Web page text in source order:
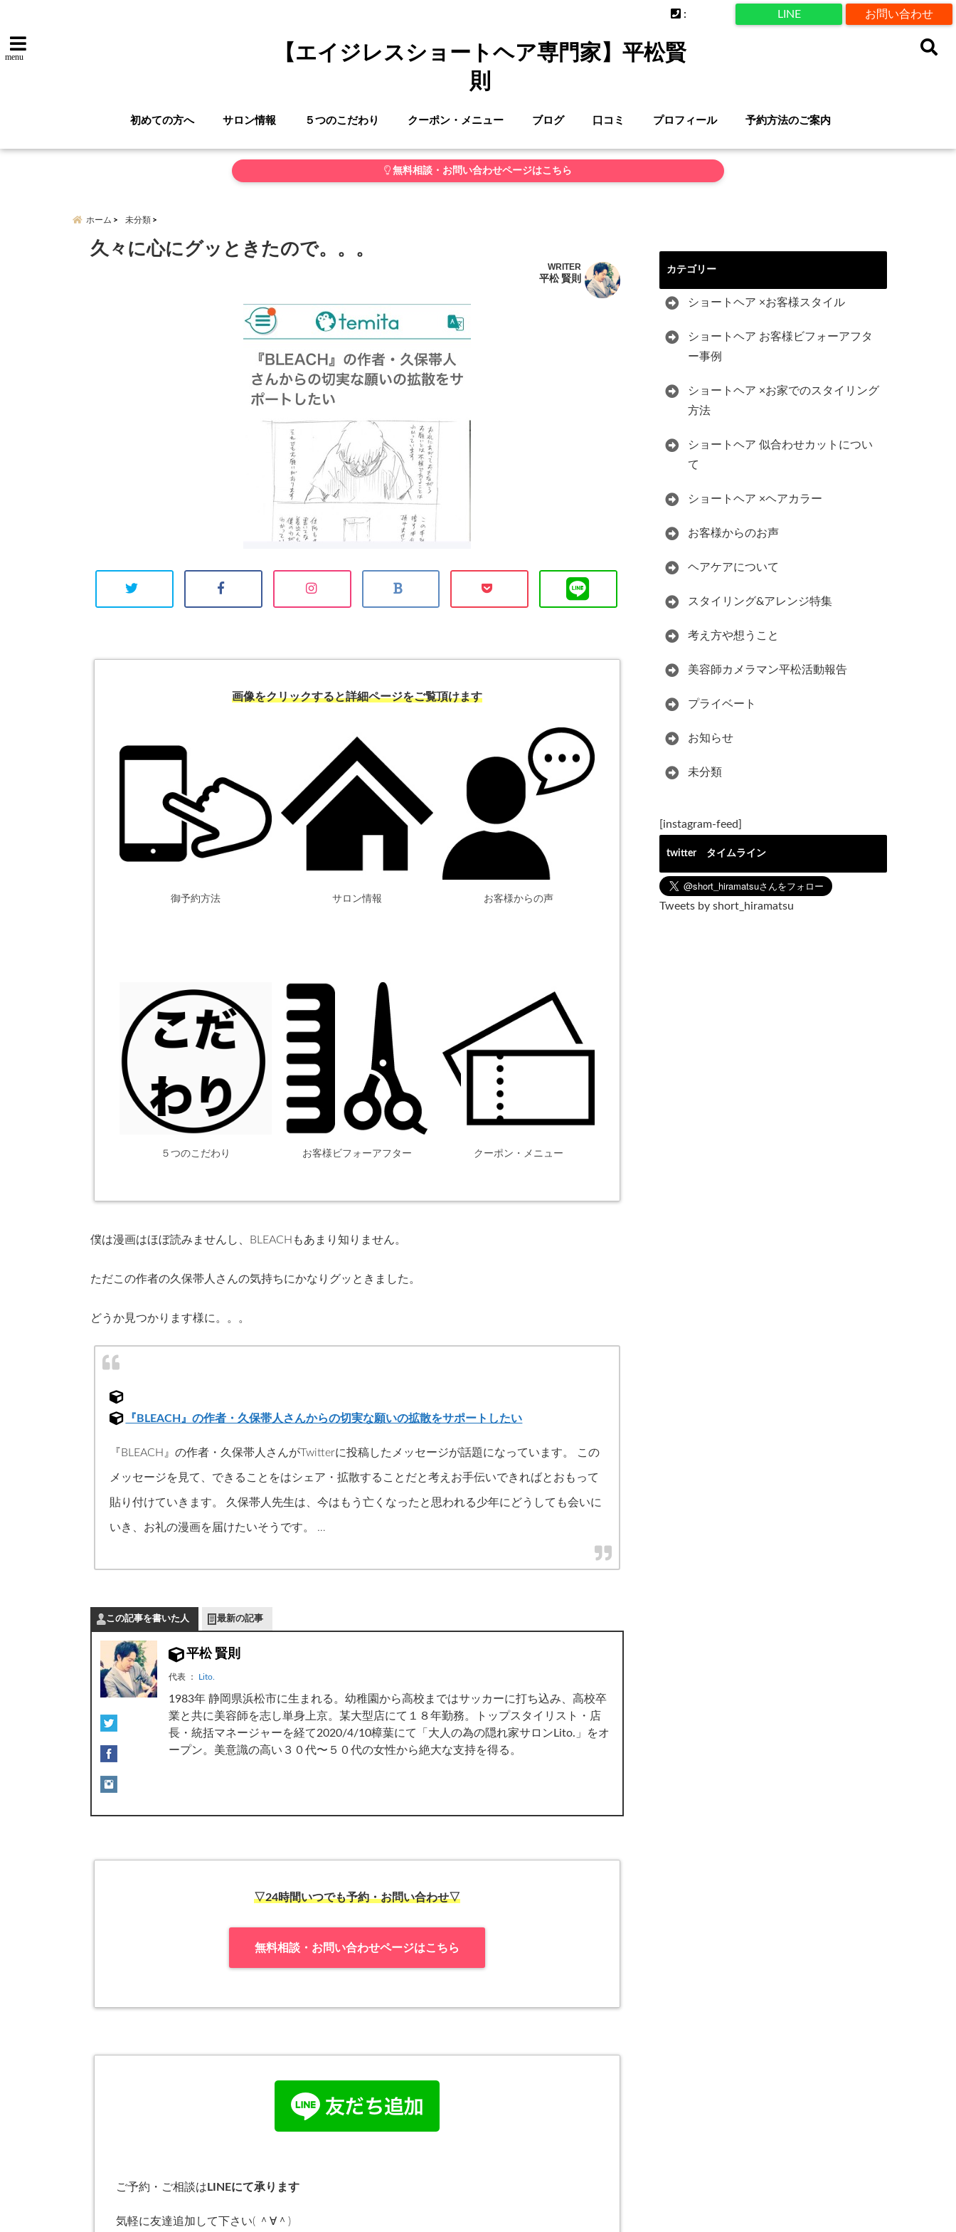
お問い合わせ
LINE
:
menu
【エイジレスショートヘア専門家】平松賢
則
初めての方へ サロン情報 ５つのこだわり クーポン・メニュー ブログ 口コミ プロフィール 予約方法のご案内
無料相談・お問い合わせページはこちら
ホーム 未分類
久々に心にグッときたので。。。
WRITER
平松 賢則
画像をクリックすると詳細ページをご覧頂けます
御予約方法 サロン情報 お客様からの声
５つのこだわり お客様ビフォーアフター クーポン・メニュー
僕は漫画はほぼ読みませんし、BLEACHもあまり知りません。
ただこの作者の久保帯人さんの気持ちにかなりグッときました。
どうか見つかります様に。。。
『BLEACH』の作者・久保帯人さんからの切実な願いの拡散をサポートしたい
『BLEACH』の作者・久保帯人さんがTwitterに投稿したメッセージが話題になっています。 この
メッセージを見て、できることをはシェア・拡散することだと考えお手伝いできればとおもって
貼り付けていきます。 久保帯人先生は、今はもう亡くなったと思われる少年にどうしても会いに
いき、お礼の漫画を届けたいそうです。 …
この記事を書いた人 最新の記事
平松 賢則
代表 ： Lito.
1983年 静岡県浜松市に生まれる。幼稚園から高校まではサッカーに打ち込み、高校卒
業と共に美容師を志し単身上京。某大型店にて１８年勤務。トップスタイリスト・店
長・統括マネージャーを経て2020/4/10樟葉にて「大人の為の隠れ家サロンLito.」をオ
ープン。美意識の高い３０代〜５０代の女性から絶大な支持を得る。
▽24時間いつでも予約・お問い合わせ▽
無料相談・お問い合わせページはこちら
ご予約・ご相談は LINEにて承ります
気軽に友達追加して下さい( ＾∀＾)
カテゴリー
ショートヘア ×お客様スタイル
ショートヘア お客様ビフォーアフタ
ー事例
ショートヘア ×お家でのスタイリング
方法
ショートヘア 似合わせカットについ
て
ショートヘア ×ヘアカラー
お客様からのお声
ヘアケアについて
スタイリング&アレンジ特集
考え方や想うこと
美容師カメラマン平松活動報告
プライベート
お知らせ
未分類
[instagram-feed]
twitter タイムライン
Tweets by short_hiramatsu